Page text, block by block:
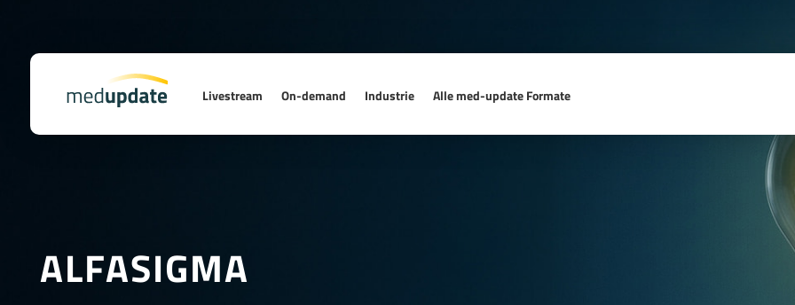
Livestream On-demand Industrie Alle med-update Formate
ALFASIGMA